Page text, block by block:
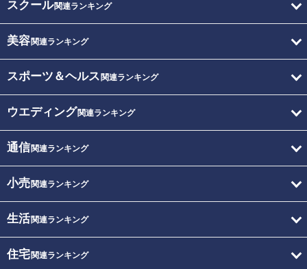
スクール関連ランキング
美容関連ランキング
スポーツ＆ヘルス 関連ランキング
ウエディング関連ランキング
通信関連ランキング
小売関連ランキング
生活関連ランキング
住宅関連ランキング